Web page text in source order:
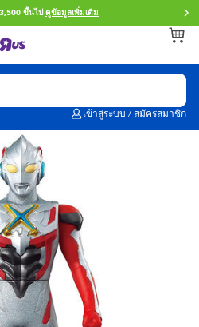
ขึ้นไป ดูข้อมูลเพิ่มเติม
เข้าสู่ระบบ / สมัครสมาชิก
ารสวมบทบาทเป็นฮีโร่
ละรถขาไถ
กของเล่น, รถไฟของเล่น
าฟท์
มาริโอ้